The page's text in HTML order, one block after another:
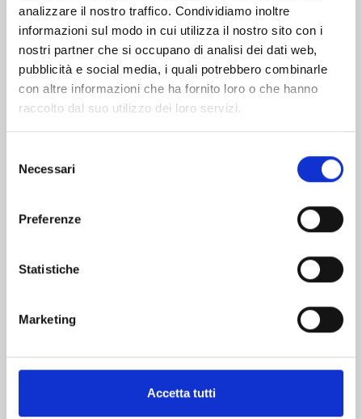
analizzare il nostro traffico. Condividiamo inoltre
informazioni sul modo in cui utilizza il nostro sito con i
nostri partner che si occupano di analisi dei dati web,
pubblicità e social media, i quali potrebbero combinarle
con altre informazioni che ha fornito loro o che hanno
raccolto dal suo utilizzo dei loro servizi.
delNecessari
Preferenze
Statistiche
Marketing
Accetta tutti